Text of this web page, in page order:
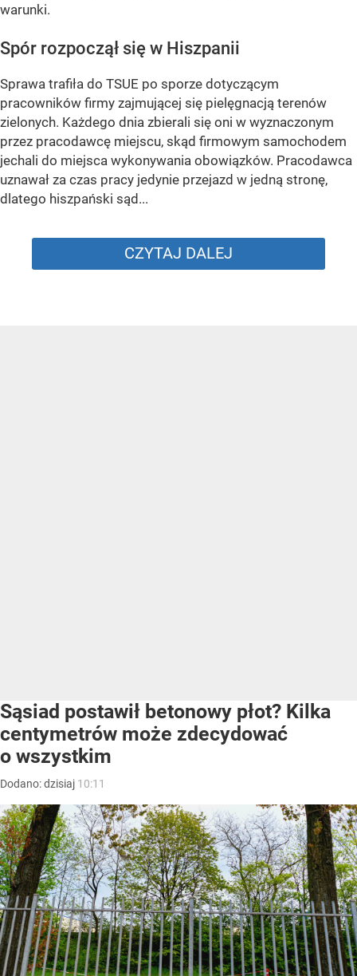
warunki.
Spór rozpoczął się w Hiszpanii
Sprawa trafiła do TSUE po sporze dotyczącym
pracowników firmy zajmującej się pielęgnacją terenów
zielonych. Każdego dnia zbierali się oni w wyznaczonym
przez pracodawcę miejscu, skąd firmowym samochodem
jechali do miejsca wykonywania obowiązków. Pracodawca
uznawał za czas pracy jedynie przejazd w jedną stronę,
dlatego hiszpański sąd...
CZYTAJ DALEJ
Sąsiad postawił betonowy płot? Kilka
centymetrów może zdecydować
o wszystkim
Dodano:dzisiaj 10:11